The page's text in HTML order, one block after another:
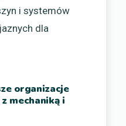
i systemów
dla
organizacje
mechaniką i